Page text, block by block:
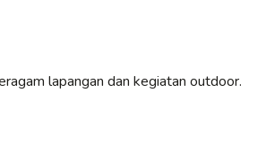
lapangan dan kegiatan outdoor.